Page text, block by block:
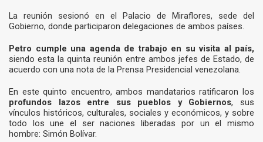
La reunión sesionó en el Palacio de Miraflores, sede del
Gobierno, donde participaron delegaciones de ambos países.
Petro cumple una agenda de trabajo en su visita al país,
siendo esta la quinta reunión entre ambos jefes de Estado, de
acuerdo con una nota de la Prensa Presidencial venezolana.
En este quinto encuentro, ambos mandatarios ratificaron los
profundos lazos entre sus pueblos y Gobiernos, sus
vínculos históricos, culturales, sociales y económicos, y sobre
todo los une el ser naciones liberadas por un el mismo
hombre: Simón Bolívar.